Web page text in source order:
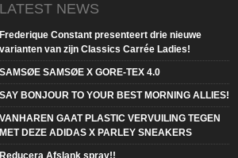
LATEST NEWS
Frederique Constant presenteert drie nieuwe
varianten van zijn Classics Carrée Ladies!
SAMSØE SAMSØE X GORE-TEX 4.0
SAY BONJOUR TO YOUR BEST MORNING ALLIES!
VANHAREN GAAT PLASTIC VERVUILING TEGEN
MET DEZE ADIDAS X PARLEY SNEAKERS
Reducera Afslank spray!!